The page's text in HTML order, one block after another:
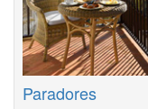
Paradores